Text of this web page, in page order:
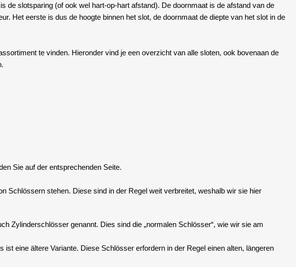
de slotsparing (of ook wel hart-op-hart afstand). De doornmaat is de afstand van de
Het eerste is dus de hoogte binnen het slot, de doornmaat de diepte van het slot in de
te vinden. Hieronder vind je een overzicht van alle sloten, ook bovenaan de
Sie auf der entsprechenden Seite.
Schlössern stehen. Diese sind in der Regel weit verbreitet, weshalb wir sie hier
Zylinderschlösser genannt. Dies sind die „normalen Schlösser“, wie wir sie am
eine ältere Variante. Diese Schlösser erfordern in der Regel einen alten, längeren